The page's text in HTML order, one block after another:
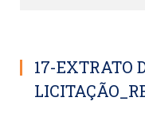
17-EXTRATO